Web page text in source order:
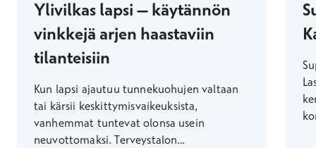
Ylivilkas lapsi – käytännön
vinkkejä arjen haastaviin
tilanteisiin
Kun lapsi ajautuu tunnekuohujen valtaan
tai kärsii keskittymisvaikeuksista,
vanhemmat tuntevat olonsa usein
neuvottomaksi. Terveystalon